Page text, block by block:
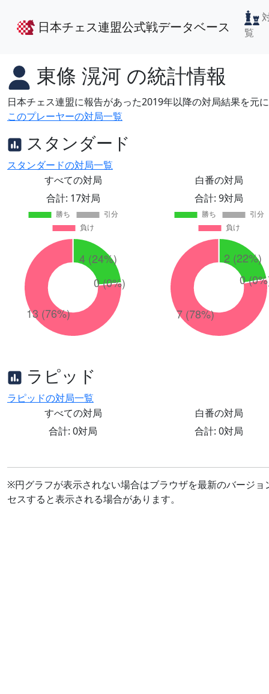
日本チェス連盟公式戦データベース
覧
東條 滉河 の統計情報
日本チェス連盟に報告があった2019年以降の対局結果を元
このプレーヤーの対局一覧
スタンダード
スタンダードの対局一覧
すべての対局
合計: 17対局
白番の対局
合計: 9対局
ラピッド
ラピッドの対局一覧
すべての対局
合計: 0対局
白番の対局
合計: 0対局
※円グラフが表示されない場合はブラウザを最新のバージ
セスすると表示される場合があります。